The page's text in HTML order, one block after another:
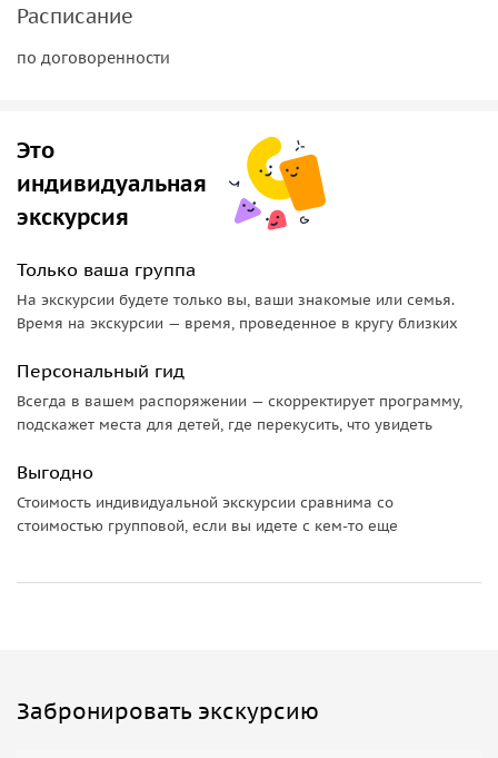
Расписание
по договоренности
Это
индивидуальная
экскурсия
Только ваша группа
На экскурсии будете только вы, ваши знакомые или семья.
Время на экскурсии — время, проведенное в кругу близких
Персональный гид
Всегда в вашем распоряжении — скорректирует программу,
подскажет места для детей, где перекусить, что увидеть
Выгодно
Стоимость индивидуальной экскурсии сравнима со
стоимостью групповой, если вы идете с кем-то еще
Забронировать экскурсию